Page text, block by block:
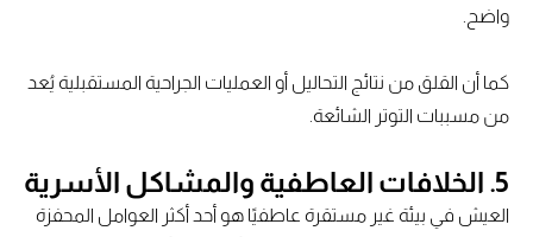
واضح.
كما أن القلق من نتائج التحاليل أو العمليات الجراحية المستقبلية يُعد
من مسببات التوتر الشائعة.
5. الخلافات العاطفية والمشاكل الأسرية
العيش في بيئة غير مستقرة عاطفيًا هو أحد أكثر العوامل المحفزة